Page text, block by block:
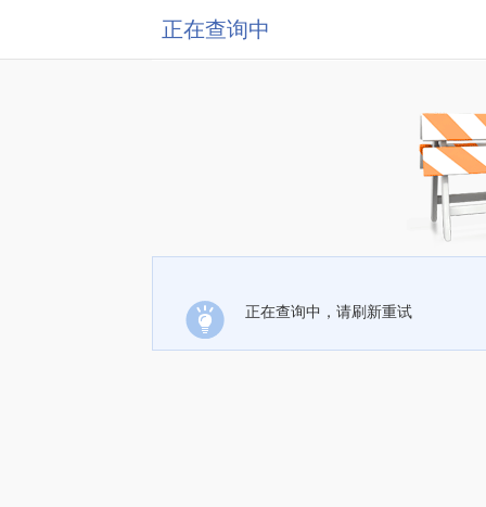
正在查询中
正在查询中，请刷新重试